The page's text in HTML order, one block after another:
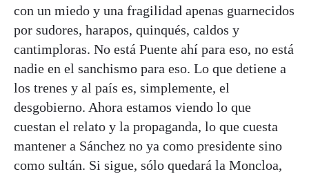
con un miedo y una fragilidad apenas guarnecidos
por sudores, harapos, quinqués, caldos y
cantimploras. No está Puente ahí para eso, no está
nadie en el sanchismo para eso. Lo que detiene a
los trenes y al país es, simplemente, el
desgobierno. Ahora estamos viendo lo que
cuestan el relato y la propaganda, lo que cuesta
mantener a Sánchez no ya como presidente sino
como sultán. Si sigue, sólo quedará la Moncloa,